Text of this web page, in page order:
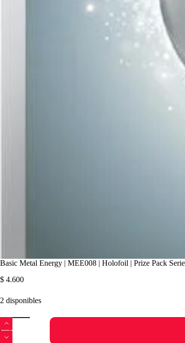
Basic Metal Energy | MEE008 | Holofoil | Prize Pack
$ 4.600
2 disponibles
Basic
Metal
Energy